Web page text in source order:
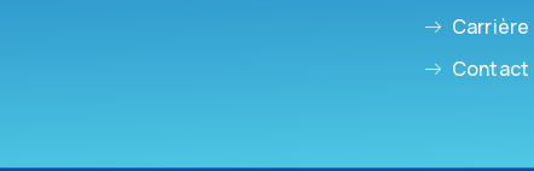
Carrière
Contact